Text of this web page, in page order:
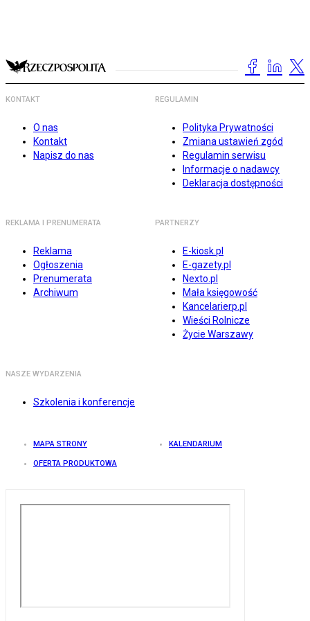
KONTAKT
O nas
Kontakt
Napisz do nas
REGULAMIN
Polityka Prywatności
Zmiana ustawień zgód
Regulamin serwisu
Informacje o nadawcy
Deklaracja dostępności
REKLAMA I PRENUMERATA
Reklama
Ogłoszenia
Prenumerata
Archiwum
PARTNERZY
E-kiosk.pl
E-gazety.pl
Nexto.pl
Mała księgowość
Kancelarierp.pl
Wieści Rolnicze
Życie Warszawy
NASZE WYDARZENIA
Szkolenia i konferencje
MAPA STRONY KALENDARIUM
OFERTA PRODUKTOWA